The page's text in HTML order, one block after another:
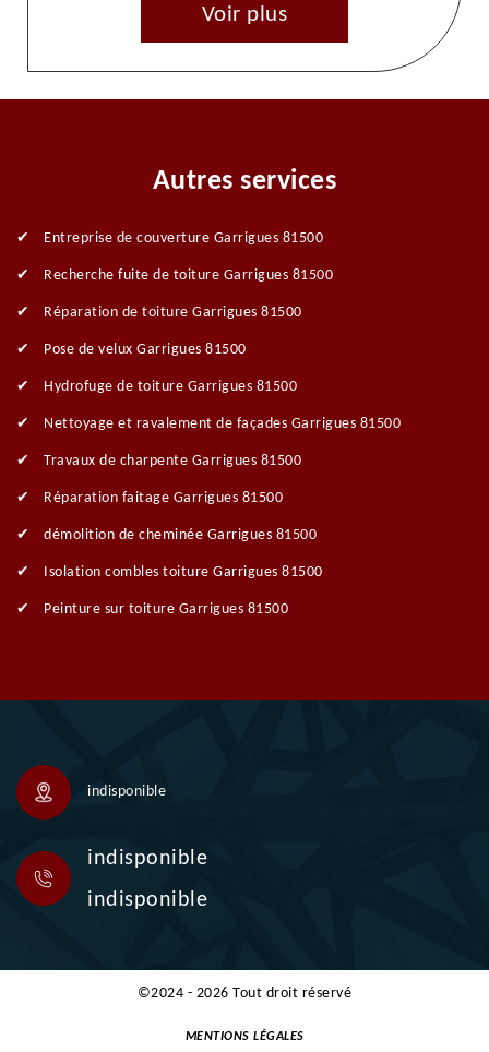
Voir plus
Autres services
Entreprise de couverture Garrigues 81500
Recherche fuite de toiture Garrigues 81500
Réparation de toiture Garrigues 81500
Pose de velux Garrigues 81500
Hydrofuge de toiture Garrigues 81500
Nettoyage et ravalement de façades Garrigues 81500
Travaux de charpente Garrigues 81500
Réparation faitage Garrigues 81500
démolition de cheminée Garrigues 81500
Isolation combles toiture Garrigues 81500
Peinture sur toiture Garrigues 81500
indisponible
indisponible
indisponible
©2024 - 2026 Tout droit réservé
MENTIONS LÉGALES